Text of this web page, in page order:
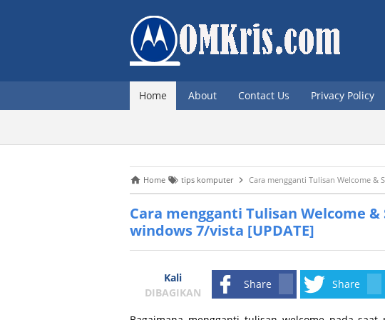
Home About Contact Us Privacy Policy
Home tips komputer Cara mengganti Tulisan Welcome
Cara mengganti Tulisan Welcome
windows 7/vista [UPDATE]
Kali
DIBAGIKAN
Share Share